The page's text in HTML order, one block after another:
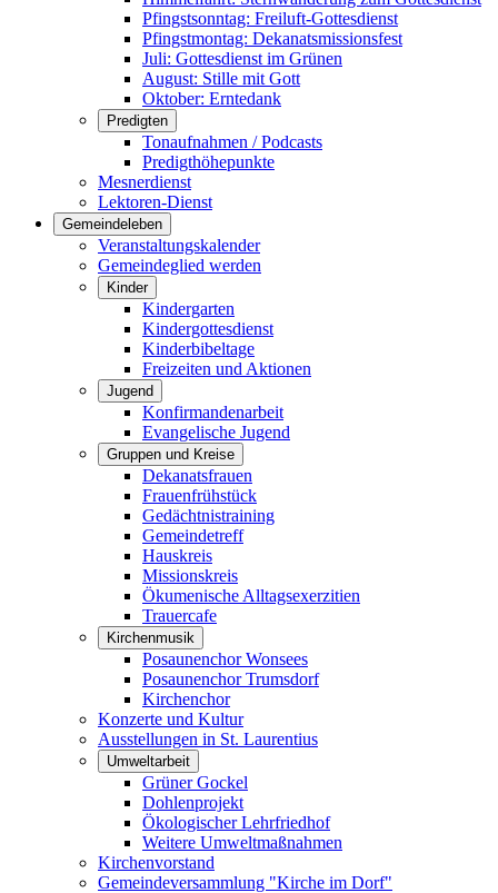
Pfingstsonntag: Freiluft-Gottesdienst
Pfingstmontag: Dekanatsmissionsfest
Juli: Gottesdienst im Grünen
August: Stille mit Gott
Oktober: Erntedank
Predigten
Tonaufnahmen / Podcasts
Predigthöhepunkte
Mesnerdienst
Lektoren-Dienst
Gemeindeleben
Veranstaltungskalender
Gemeindeglied werden
Kinder
Kindergarten
Kindergottesdienst
Kinderbibeltage
Freizeiten und Aktionen
Jugend
Konfirmandenarbeit
Evangelische Jugend
Gruppen und Kreise
Dekanatsfrauen
Frauenfrühstück
Gedächtnistraining
Gemeindetreff
Hauskreis
Missionskreis
Ökumenische Alltagsexerzitien
Trauercafe
Kirchenmusik
Posaunenchor Wonsees
Posaunenchor Trumsdorf
Kirchenchor
Konzerte und Kultur
Ausstellungen in St. Laurentius
Umweltarbeit
Grüner Gockel
Dohlenprojekt
Ökologischer Lehrfriedhof
Weitere Umweltmaßnahmen
Kirchenvorstand
Gemeindeversammlung "Kirche im Dorf"